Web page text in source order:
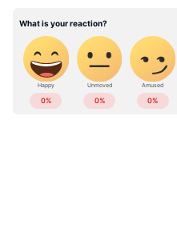
കുറഞ്ഞു. വിപണി വില
നവംബർ 2 - ഒരു
ഉയർന്നു. വിപണി വില
നവംബർ 3 - ഒരു